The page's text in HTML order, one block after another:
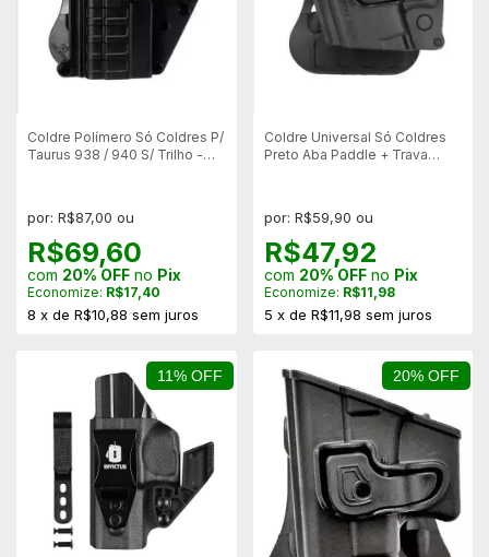
Coldre Polímero Só Coldres P/
Taurus 938 / 940 S/ Trilho -
por: R$87,00 ou
R$69,60
com 20% OFF no Pix
Economize: R$17,40
8 x de R$10,88 sem juros
Coldre Universal Só Coldres
Preto Aba Paddle + Trava
por: R$59,90 ou
R$47,92
com 20% OFFno Pix
Economize: R$11,98
5 x de R$11,98 sem juros
11% OFF 20% OFF